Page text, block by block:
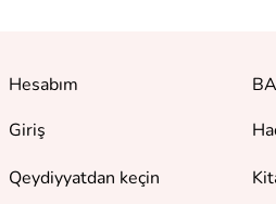
Hesabım
Giriş
Qeydiyyatdan keçin